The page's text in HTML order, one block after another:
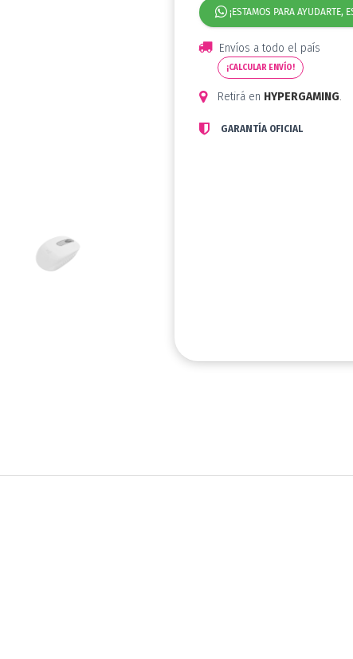
¡ESTAMOS PARA AYUDARTE,
Envíos a todo el país
¡CALCULAR ENVÍO!
Retirá en HYPERGAMING.
GARANTÍA OFICIAL